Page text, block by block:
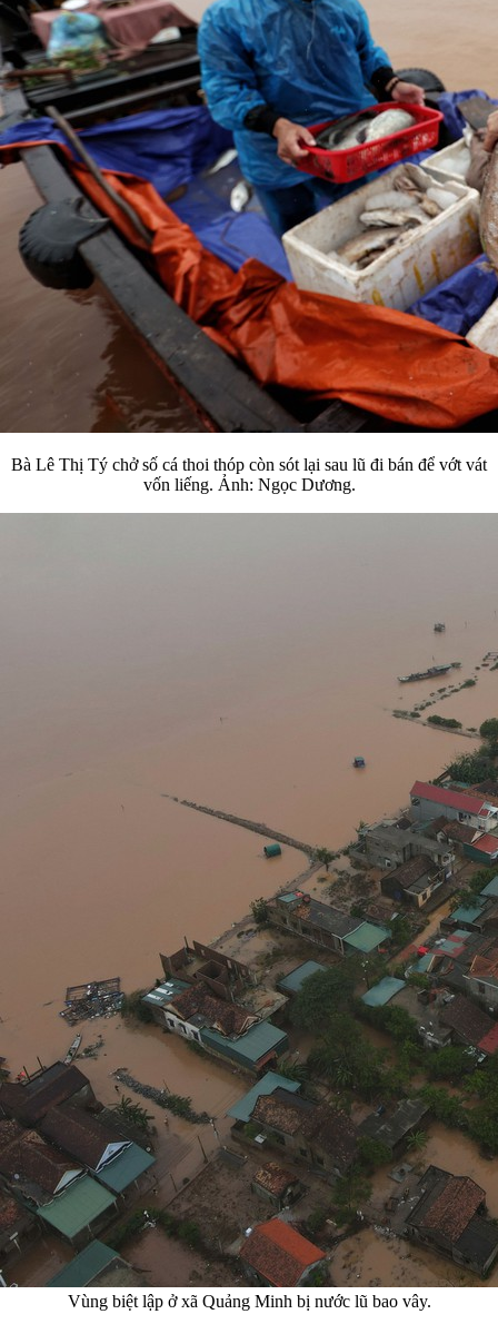
Bà Lê Thị Tý chở số cá thoi thóp còn sót lại sau lũ đi bán để vớt vát
vốn liếng. Ảnh: Ngọc Dương.
Vùng biệt lập ở xã Quảng Minh bị nước lũ bao vây.